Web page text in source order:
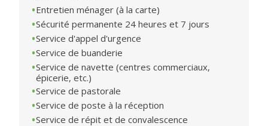
Entretien ménager (à la carte)
Sécurité permanente 24 heures et 7 jours
Service d'appel d'urgence
Service de buanderie
Service de navette (centres commerciaux,
épicerie, etc.)
Service de pastorale
Service de poste à la réception
Service de répit et de convalescence